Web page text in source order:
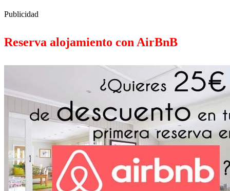
Publicidad
Reserva alojamiento con AirBnB